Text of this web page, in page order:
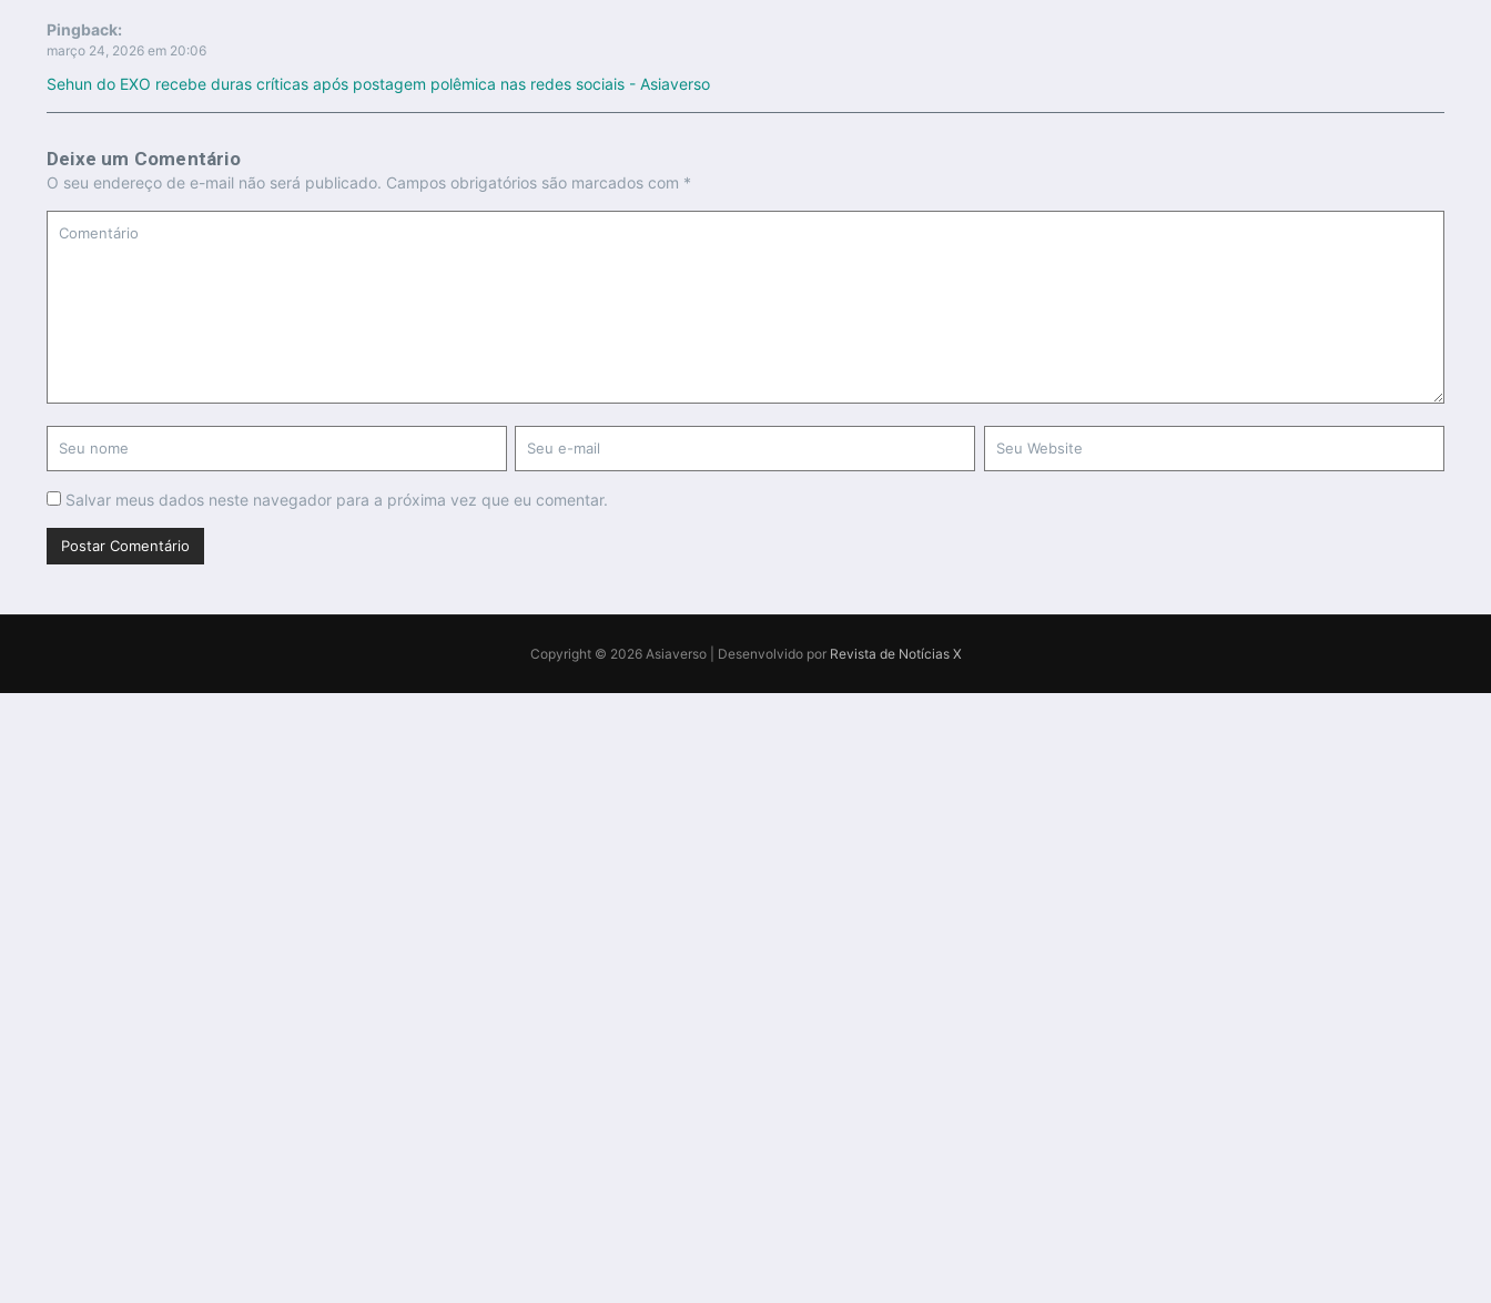
Pingback:
março 24, 2026 em 20:06
Sehun do EXO recebe duras críticas após postagem polêmica nas redes sociais - Asiaverso
Deixe um Comentário
O seu endereço de e-mail não será publicado. Campos obrigatórios são marcados com *
Salvar meus dados neste navegador para a próxima vez que eu comentar.
Copyright © 2026 Asiaverso | Desenvolvido por Revista de Notícias X